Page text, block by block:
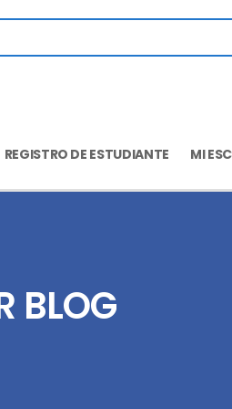
REGISTRO DE ESTUDIANTE MI
BLOG